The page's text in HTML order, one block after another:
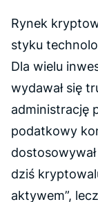
Rynek
styku
Dla wielu
wydawał się
administrację
podatkowy
dziś
aktywem”,